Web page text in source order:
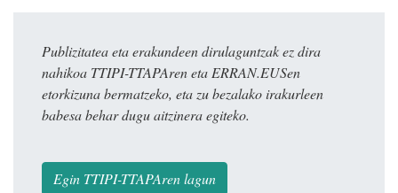
Publizitatea eta erakundeen dirulaguntzak ez dira
nahikoa TTIPI-TTAPAren eta ERRAN.EUSen
etorkizuna bermatzeko, eta zu bezalako irakurleen
babesa behar dugu aitzinera egiteko.
Egin TTIPI-TTAPAren lagun